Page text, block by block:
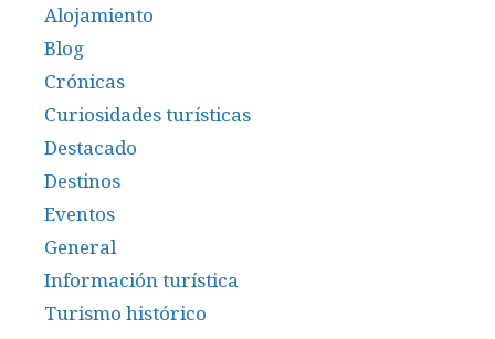
Alojamiento
Blog
Crónicas
Curiosidades turísticas
Destacado
Destinos
Eventos
General
Información turística
Turismo histórico